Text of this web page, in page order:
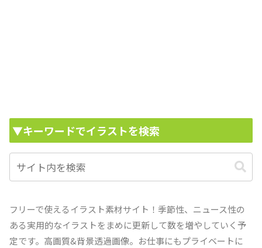
▼キーワードでイラストを検索
フリーで使えるイラスト素材サイト！季節性、ニュース性の
ある実用的なイラストをまめに更新して数を増やしていく予
定です。高画質&背景透過画像。お仕事にもプライベートに